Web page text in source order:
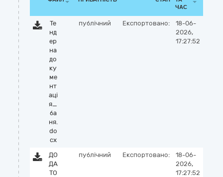
ЧАС
Те
нд
ер
на
до
ку
ме
нт
аці
я_
ба
ня.
do
cx
публічний Експортовано:
18-06-
2026,
17:27:52
ДО
ДА
ТО
публічний Експортовано:
18-06-
2026,
17:27:52